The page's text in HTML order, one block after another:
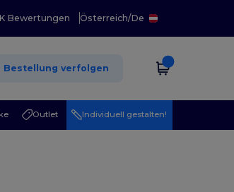
Bewertungen Österreich/De
Bestellung verfolgen
Outlet Individuell gestalten!